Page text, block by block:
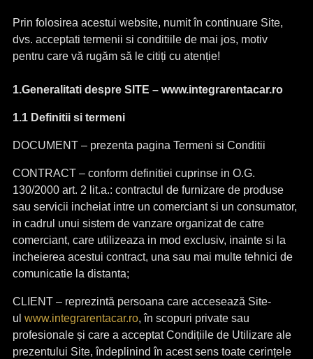
Prin folosirea acestui website, numit în continuare Site,
dvs. acceptati termenii si conditiile de mai jos, motiv
pentru care vă rugăm să le citiți cu atenție!
1.Generalitati despre SITE – www.integrarentacar.ro
1.1 Definitii si termeni
DOCUMENT – prezenta pagina Termeni si Conditii
CONTRACT – conform definitiei cuprinse in O.G.
130/2000 art. 2 lit.a.: contractul de furnizare de produse
sau servicii incheiat intre un comerciant si un consumator,
in cadrul unui sistem de vanzare organizat de catre
comerciant, care utilizeaza in mod exclusiv, inainte si la
incheierea acestui contract, una sau mai multe tehnici de
comunicatie la distanta;
CLIENT – reprezintă persoana care accesează Site-
ul www.integrarentacar.ro, în scopuri private sau
profesionale și care a acceptat Condițiile de Utilizare ale
prezentului Site, îndeplinind în acest sens toate cerințele